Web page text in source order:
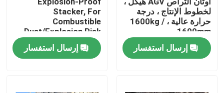
بيت
لخطوط الإنتاج ، درجة
حرارة عالية ، 1600kg /
1600mm
إرسال استفسار
Stacker, For
Combustible
Dust/Explosion Risk
Environment
إرسال استفسار